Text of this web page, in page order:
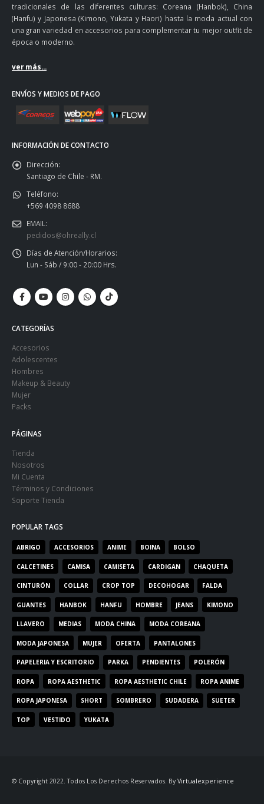
tradicionales de las diferentes culturas: Coreana (Hanbok), China
(Hanfu) y Japonesa (Kimono, Yukata y Haori) hasta la moda actual con
una gran variedad en accesorios para complementar tu mejor outfit de
época o moderno.
ver más...
ENVÍOS Y MEDIOS DE PAGO
INFORMACIÓN DE CONTACTO
Dirección:
Santiago de Chile - RM.
Teléfono:
+569 4098 8688
EMAIL:
pedidos@ohreally.cl
Días de Atención/Horarios:
Lun - Sáb / 9:00 - 20:00 Hrs.
CATEGORÍAS
Accesorios
Adolescentes
Hombres
Makeup & Beauty
Mujer
Packs
PÁGINAS
Tienda
Nosotros
Mi Cuenta
Términos y Condiciones
Soporte Tienda
POPULAR TAGS
ABRIGO ACCESORIOS ANIME BOINA BOLSO
CALCETINES CAMISA CAMISETA CARDIGAN CHAQUETA
CINTURÓN COLLAR CROP TOP DECOHOGAR FALDA
GUANTES HANBOK HANFU HOMBRE JEANS KIMONO
LLAVERO MEDIAS MODA CHINA MODA COREANA
MODA JAPONESA MUJER OFERTA PANTALONES
PAPELERIA Y ESCRITORIO PARKA PENDIENTES POLERÓN
ROPA ROPA AESTHETIC ROPA AESTHETIC CHILE ROPA ANIME
ROPA JAPONESA SHORT SOMBRERO SUDADERA SUETER
TOP VESTIDO YUKATA
© Copyright 2022. Todos Los Derechos Reservados. By Virtualexperience